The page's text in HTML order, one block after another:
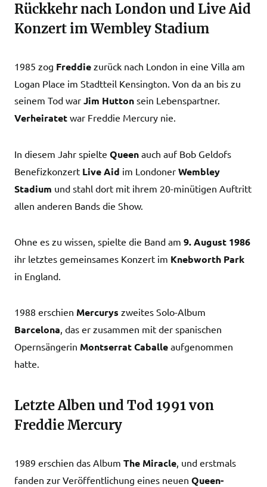
Rückkehr nach London und Live Aid
Konzert im Wembley Stadium
1985 zog Freddie zurück nach London in eine Villa am
Logan Place im Stadtteil Kensington. Von da an bis zu
seinem Tod war Jim Hutton sein Lebenspartner.
Verheiratet war Freddie Mercury nie.
In diesem Jahr spielte Queen auch auf Bob Geldofs
Benefizkonzert Live Aid im Londoner Wembley
Stadium und stahl dort mit ihrem 20-minütigen Auftritt
allen anderen Bands die Show.
Ohne es zu wissen, spielte die Band am 9. August 1986
ihr letztes gemeinsames Konzert im Knebworth Park
in England.
1988 erschien Mercurys zweites Solo-Album
Barcelona, das er zusammen mit der spanischen
Opernsängerin Montserrat Caballe aufgenommen
hatte.
Letzte Alben und Tod 1991 von
Freddie Mercury
1989 erschien das Album The Miracle, und erstmals
fanden zur Veröffentlichung eines neuen Queen-